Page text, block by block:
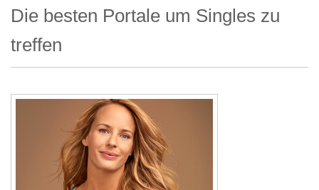
Die besten Portale um Singles zu
treffen